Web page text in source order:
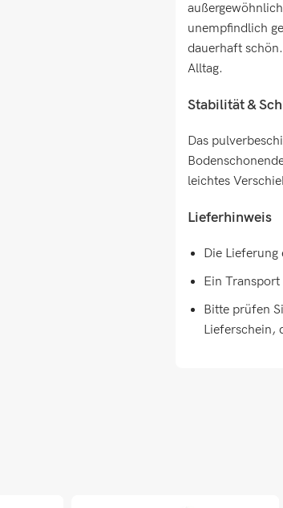
unempfindlich
dauerhaft
Alltag.
Stabilität &
Das
leichtes
Lieferhinweis
Die
Ein
Bitte prüfen
Lieferschein,